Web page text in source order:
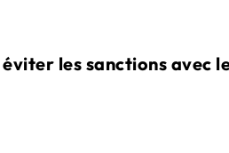
les sanctions avec